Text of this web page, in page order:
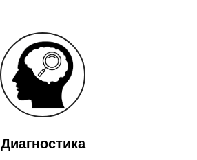
Диагностика